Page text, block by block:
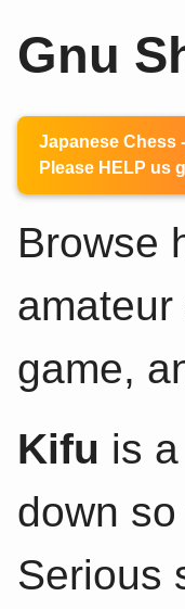
Gnu
Japanese Chess
Please HELP us
Browse
game,
Kifu is
down
Serious